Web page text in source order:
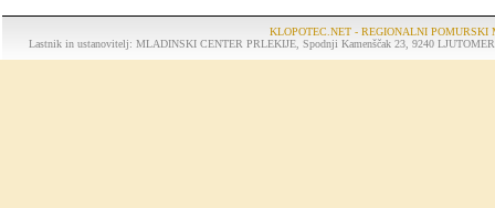
KLOPOTEC.NET - REGIONALNI POMURSKI
Lastnik in ustanovitelj: MLADINSKI CENTER PRLEKIJE, Spodnji Kamenščak 23, 9240